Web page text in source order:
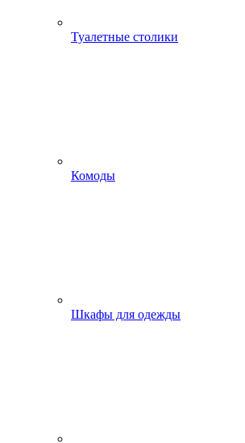
Туалетные столики
Комоды
Шкафы для одежды